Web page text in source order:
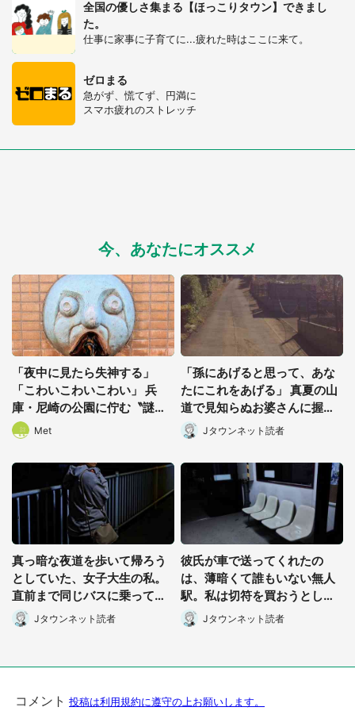
全国の優しさ集まる【ほっこりタウン】できまし
た。
仕事に家事に子育てに...疲れた時はここに来て。
ゼロまる
急がず、慌てず、円満に
スマホ疲れのストレッチ
今、あなたにオススメ
「夜中に見たら失神する」
「こわいこわいこわい」 兵
庫・尼崎の公園に佇む〝謎す
ぎる顔〟に1.3万人戦慄
Met
「孫にあげると思って、あな
たにこれをあげる」 真夏の山
道で見知らぬお婆さんに握ら
されたもの(山口県・30代女
性)
Jタウンネット読者
真っ暗な夜道を歩いて帰ろう
としていた、女子大生の私。
直前まで同じバスに乗ってた
男性に声をかけられて(長野
県・50代女性)
Jタウンネット読者
彼氏が車で送ってくれたの
は、薄暗くて誰もいない無人
駅。私は切符を買おうとした
けれど(山形県・20代女性)
Jタウンネット読者